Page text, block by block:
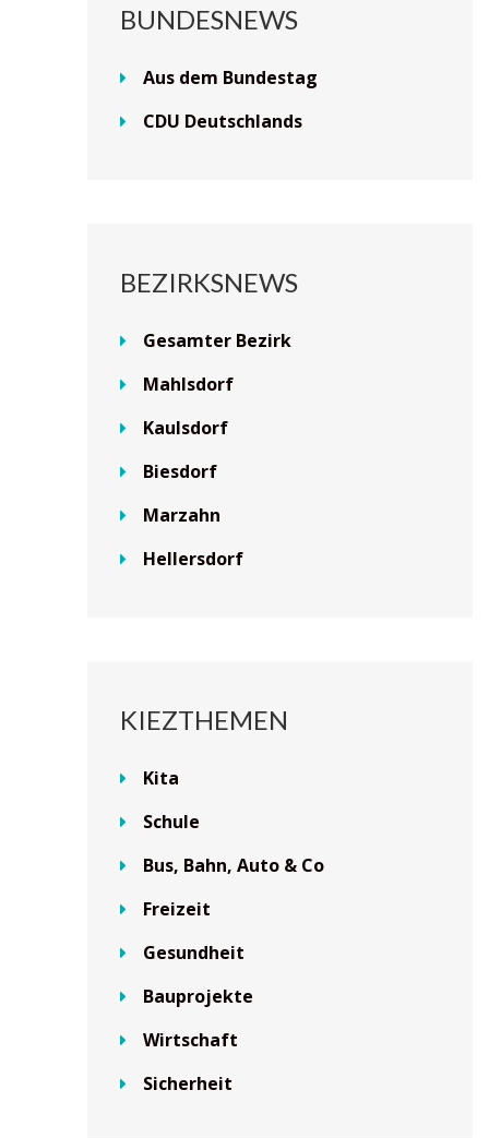
BUNDESNEWS
Aus dem Bundestag
CDU Deutschlands
BEZIRKSNEWS
Gesamter Bezirk
Mahlsdorf
Kaulsdorf
Biesdorf
Marzahn
Hellersdorf
KIEZTHEMEN
Kita
Schule
Bus, Bahn, Auto & Co
Freizeit
Gesundheit
Bauprojekte
Wirtschaft
Sicherheit